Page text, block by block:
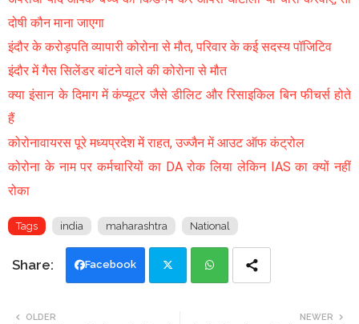
दोषी कौन माना जाएगा
इंदौर के करोड़पति व्यापारी कोरोना से मौत, परिवार के कई सदस्य पॉजिटिव
इंदौर में गैस सिलेंडर बांटने वाले की कोराेना से मौत
क्या इंसान के दिमाग में कंप्यूटर जैसे डीलिट और रिसाइकिल बिन फीचर्स होते
हैं
कोरोनावायरस पूरे मध्यप्रदेश में राहत, उज्जैन में आउट ऑफ कंट्रोल
कोरोना के नाम पर कर्मचारियों का DA रोक लिया लेकिन IAS का क्यों नहीं
रोका
Tags india maharashtra National
Facebook
NEWER
OLDER